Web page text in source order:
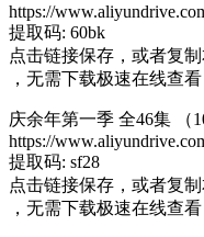
https://
提取码: 60bk
点击链接保存，或者复
，无需下载极速在线查
庆余年第一季 全46集 （
https://
提取码: sf28
点击链接保存，或者复
，无需下载极速在线查